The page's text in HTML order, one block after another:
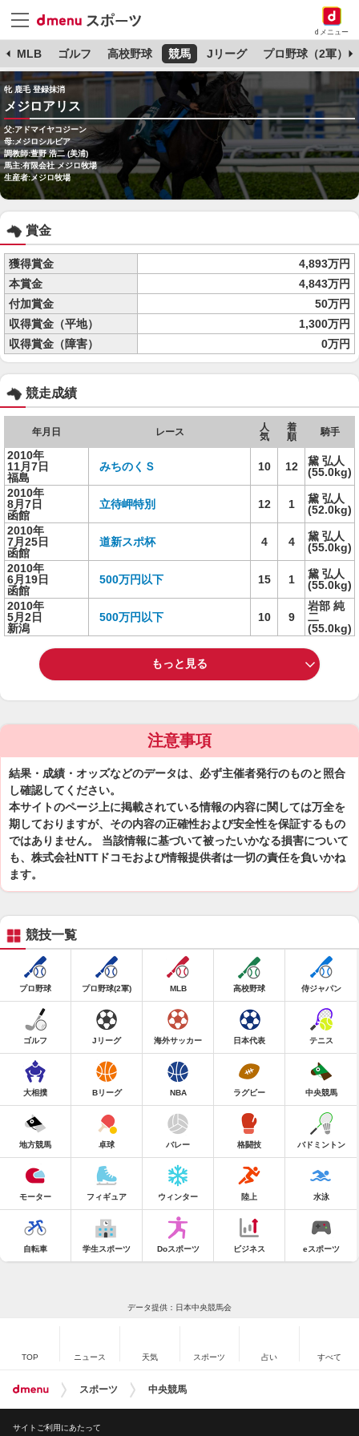
dメニュー
MLB ゴルフ 高校野球 競馬 Jリーグ プロ野球（2軍）
牝 鹿毛 登録抹消
メジロアリス
父:アドマイヤコジーン
母:メジロシルビア
調教師:萱野 浩二 (美浦)
馬主:有限会社 メジロ牧場
生産者:メジロ牧場
賞金
獲得賞金
4,893万円
本賞金
4,843万円
付加賞金
50万円
収得賞金（平地）
1,300万円
収得賞金（障害）
0万円
競走成績
年月日 レース
人
気
着
順
騎手
2010年
11月7日
福島
みちのくＳ 10 12
黛 弘人
(55.0kg)
2010年
8月7日
函館
立待岬特別 12 1
黛 弘人
(52.0kg)
2010年
7月25日
函館
道新スポ杯 4 4
黛 弘人
(55.0kg)
2010年
6月19日
函館
500万円以下 15 1
黛 弘人
(55.0kg)
2010年
5月2日
新潟
500万円以下 10 9
岩部 純
二
(55.0kg)
もっと見る
注意事項
結果・成績・オッズなどのデータは、必ず主催者発行のものと照合
し確認してください。
本サイトのページ上に掲載されている情報の内容に関しては万全を
期しておりますが、その内容の正確性および安全性を保証するもの
ではありません。 当該情報に基づいて被ったいかなる損害について
も、株式会社NTTドコモおよび情報提供者は一切の責任を負いかね
ます。
競技一覧
プロ野球 プロ野球(2軍) MLB 高校野球 侍ジャパン
ゴルフ Jリーグ 海外サッカー 日本代表 テニス
大相撲 Bリーグ NBA ラグビー 中央競馬
地方競馬 卓球 バレー 格闘技 バドミントン
モーター フィギュア ウィンター 陸上 水泳
自転車 学生スポーツ Doスポーツ ビジネス eスポーツ
データ提供：日本中央競馬会
TOP ニュース 天気 スポーツ 占い すべて
スポーツ 中央競馬
サイトご利用にあたって